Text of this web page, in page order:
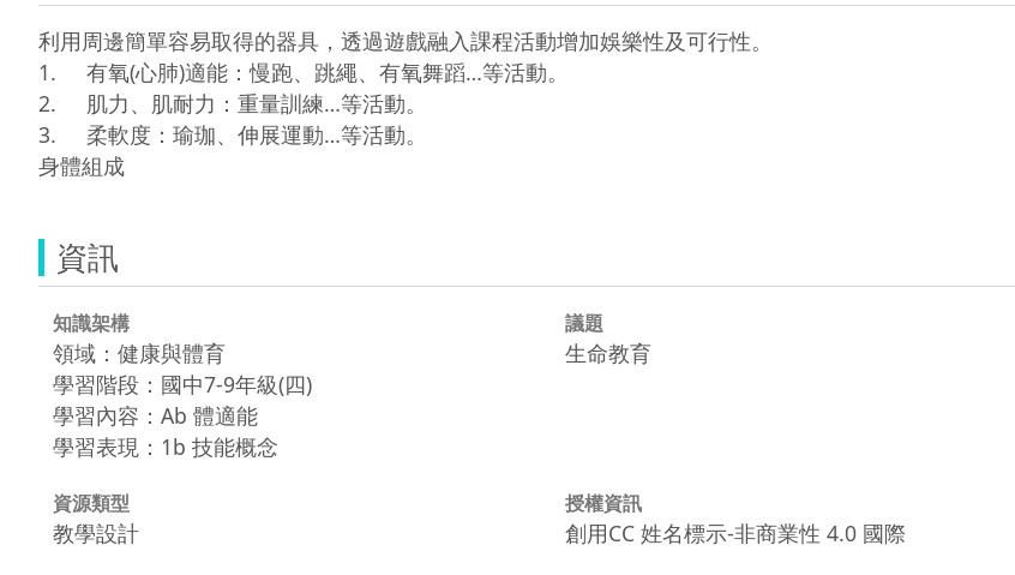
利用周邊簡單容易取得的器具，透過遊戲融入課程活動增加娛樂性及可行性。
1.	有氧(心肺)適能：慢跑、跳繩、有氧舞蹈…等活動。
2.	肌力、肌耐力：重量訓練…等活動。
3.	柔軟度：瑜珈、伸展運動…等活動。
資訊
知識架構
領域：健康與體育
學習階段：國中7-9年級(四)
學習內容：Ab 體適能
學習表現：1b 技能概念
議題
生命教育
資源類型
教學設計
授權資訊
創用CC 姓名標示-非商業性 4.0 國際